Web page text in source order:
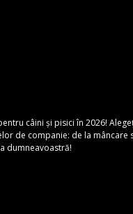
câini și pisici în 2026!
de companie: de la
dumneavoastră!